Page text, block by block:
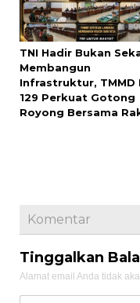
TNI Hadir Bukan
Membangun
Infrastruktur, TMMD
129 Perkuat Gotong
Royong Bersama
Komentar
Tinggalkan
Alamat email Anda tidak